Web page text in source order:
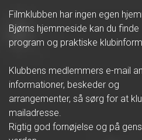
Filmklubben har ingen egen
Bjørns hjemmeside kan du finde
program og praktiske
Klubbens medlemmers e-mail
informationer, beskeder og
arrangementer, så sørg for at
mailadresse.
Rigtig god fornøjelse og på